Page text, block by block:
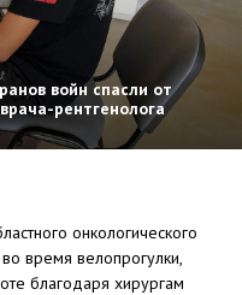
войн спасли от
рентгенолога
онкологического
время велопрогулки,
благодаря хирургам